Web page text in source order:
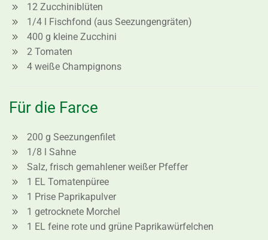
12 Zucchiniblüten
1/4 l Fischfond (aus Seezungengräten)
400 g kleine Zucchini
2 Tomaten
4 weiße Champignons
Für die Farce
200 g Seezungenfilet
1/8 l Sahne
Salz, frisch gemahlener weißer Pfeffer
1 EL Tomatenpüree
1 Prise Paprikapulver
1 getrocknete Morchel
1 EL feine rote und grüne Paprikawürfelchen